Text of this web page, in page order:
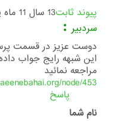
پیوند ثابت13 سال 11 ماه پیش
سردبیر:
دوست عزیز در قسمت
این شبهه رایج جواب
مراجعه نمائید
node/453
پاسخ
نام شما